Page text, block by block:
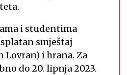
i studentima
smještaj
Lovran) i hrana. Za
do 20. lipnja 2023.